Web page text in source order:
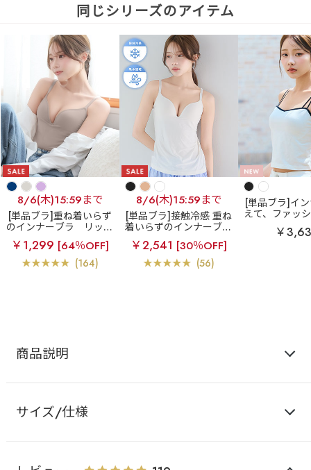
同じシリーズのアイテム
8/6(木)15:59まで
[単品ブラ]重ね着いらず
のインナーブラ
リッチ
バスト ブラトップ (ワイ
ヤー入り)
￥1,299 [64％OFF]
(164)
8/6(木)15:59まで
[単品ブラ]接触冷感 重ね
着いらずのインナーブラ
エアリークール リッチ
バスト ブラトップ (ワイ
ヤー入り)
￥2,541 [30％OFF]
(56)
[単品ブラ]イ
えて、ファッ
バイカラー リ
ブラトップ (
￥
商品説明
サイズ/仕様